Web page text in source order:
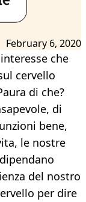
February 6, 2020
che
cervello
di che?
di
bene,
le nostre
del nostro
per dire